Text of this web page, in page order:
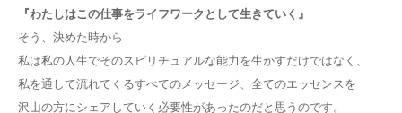
『わたしはこの仕事をライフワークとして生きていく』
そう、決めた時から
私は私の人生でそのスピリチュアルな能力を生かすだけではなく、
私を通して流れてくるすべてのメッセージ、全てのエッセンスを
沢山の方にシェアしていく必要性があったのだと思うのです。